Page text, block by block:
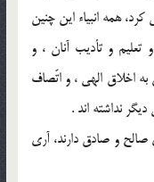
همه انبياء اين چنين
و تأديب آنان ، و
اخلاق الهی ، و اتّصاف
نداشته اند .
و صادق دارند، آری